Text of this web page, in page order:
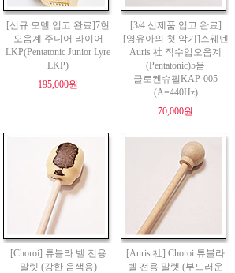
[신규 모델 입고 완료]7현
오음계 주니어 라이어
LKP(Pentatonic Junior Lyre
LKP)
195,000원
[3/4 신제품 입고 완료]
[영유아의 첫 악기]스웨덴
Auris 社 직수입오음계
(Pentatonic)5음
글로켄슈필KAP-005
(A=440Hz)
70,000원
[Choroi] 튜블라 벨 전용
말렛 (강한 음색용)
[Auris 社] Choroi 튜블라
벨 전용 말렛 (부드러운